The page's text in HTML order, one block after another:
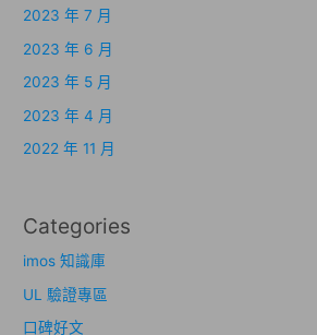
2023 年 7 月
2023 年 6 月
2023 年 5 月
2023 年 4 月
2022 年 11 月
Categories
imos 知識庫
UL 驗證專區
口碑好文